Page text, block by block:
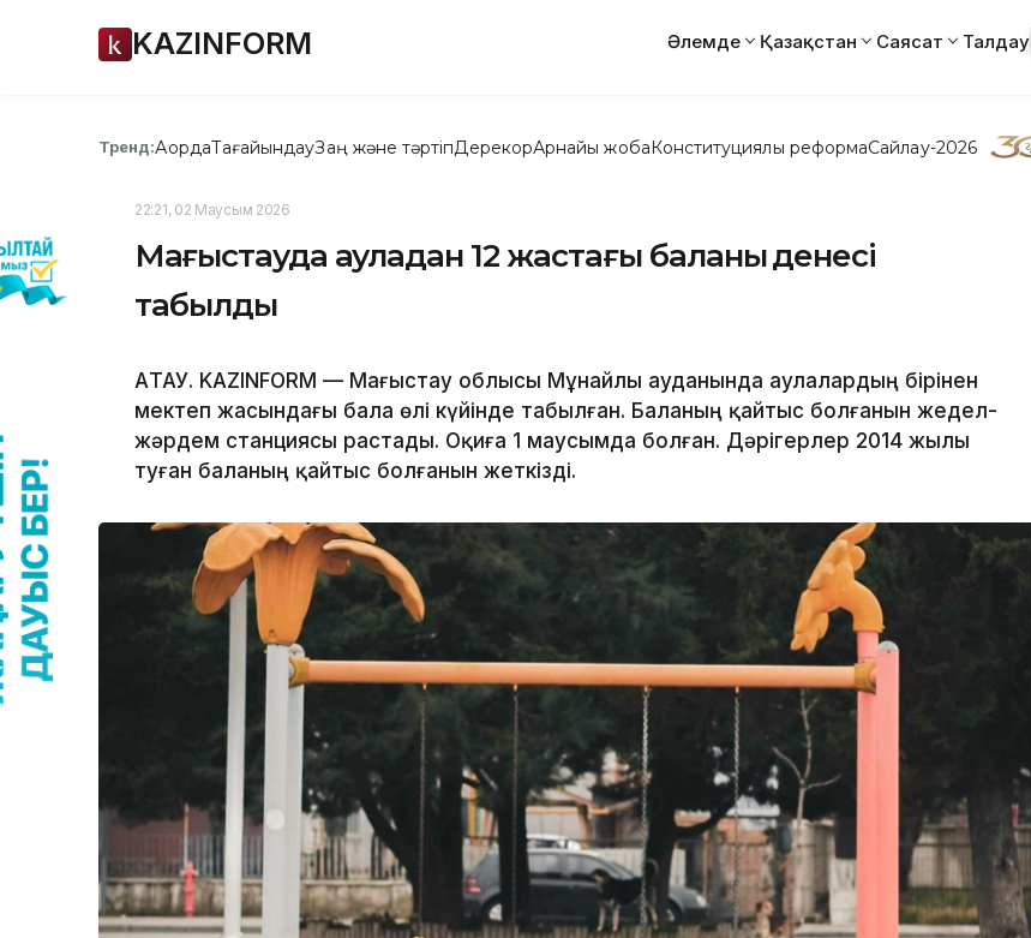
KAZINFORM Әлемде Қазақстан Саясат Талдау
Тренд:АқордаТағайындауЗаң және тәртіпДерекқорАрнайы жобаКонституциялық реформаСайлау-2026
22:21, 02 Маусым 2026
Маңғыстауда ауладан 12 жастағы баланың денесі
табылды
АҚТАУ. KAZINFORM — Мағыстау облысы Мұнайлы ауданында аулалардың бірінен
мектеп жасындағы бала өлі күйінде табылған. Баланың қайтыс болғанын жедел-
жәрдем станциясы растады. Оқиға 1 маусымда болған. Дәрігерлер 2014 жылы
туған баланың қайтыс болғанын жеткізді.